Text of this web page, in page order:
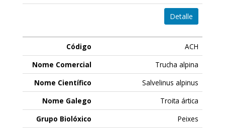
Detalle
ACH
Trucha alpina
Salvelinus alpinus
Troita ártica
Peixes